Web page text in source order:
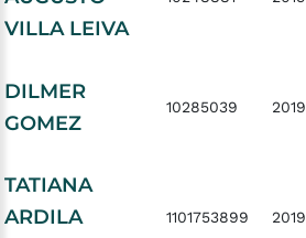
VILLA LEIVA
DILMER
GOMEZ
10285039 2019
TATIANA
ARDILA
1101753899 2019